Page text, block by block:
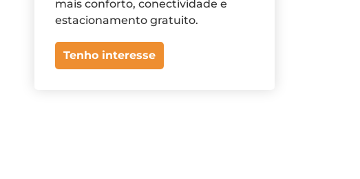
mais conforto, conectividade e
estacionamento gratuito.
Tenho interesse